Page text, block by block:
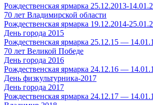
Рождественская ярмарка 25.12.2013-
70 лет Владимирской области
Рождественская ярмарка 19.12.2014-
День города 2015
Рождественская ярмарка 25.12.15 —
70 лет Великой Победе
День города 2016
Рождественская ярмарка 24.12.16 —
День физкультурника-2017
День города 2017
Рождественская ярмарка 24.12.17 —